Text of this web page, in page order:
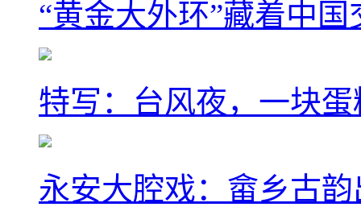
“黄金大外环”藏着中
特写：台风夜，一块
永安大腔戏：畲乡古